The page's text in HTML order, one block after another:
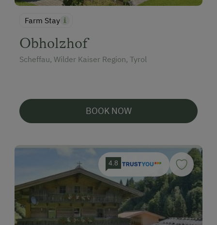
Farm Stay
Obholzhof
Scheffau, Wilder Kaiser Region, Tyrol
BOOK NOW
4.8